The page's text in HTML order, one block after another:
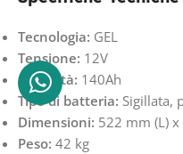
Tecnologia: GEL
Tensione: 12V
Capacità: 140Ah
Tipo di batteria: Sigillata,
Dimensioni: 522 mm (L)
Peso: 42 kg